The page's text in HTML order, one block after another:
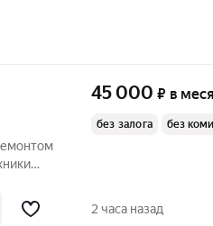
45 000 ₽ в
без залога без
2 часа назад